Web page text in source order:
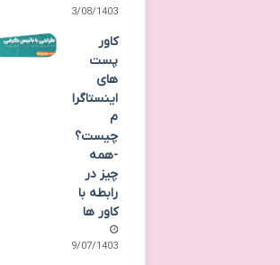
23/08/1403
کاور
پست
های
اینستاگرا
م
چیست؟
-همه
چیز در
رابطه با
کاور ها
19/07/1403